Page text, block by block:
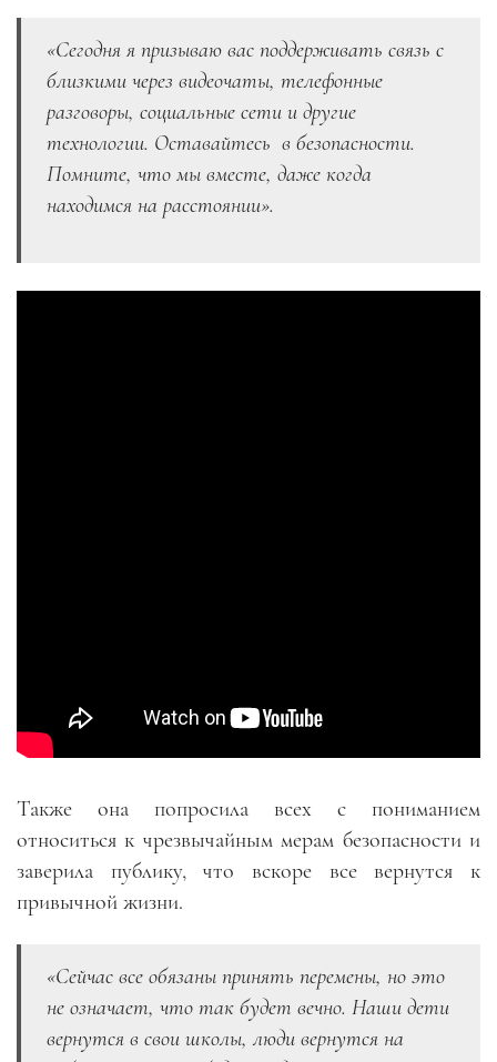
«Сегодня я призываю вас поддерживать связь с
близкими через видеочаты, телефонные
разговоры, социальные сети и другие
технологии. Оставайтесь в безопасности.
Помните, что мы вместе, даже когда
находимся на расстоянии».
Также она попросила всех с пониманием
относиться к чрезвычайным мерам безопасности и
заверила публику, что вскоре все вернутся к
привычной жизни.
«Сейчас все обязаны принять перемены, но это
не означает, что так будет вечно. Наши дети
вернутся в свои школы, люди вернутся на